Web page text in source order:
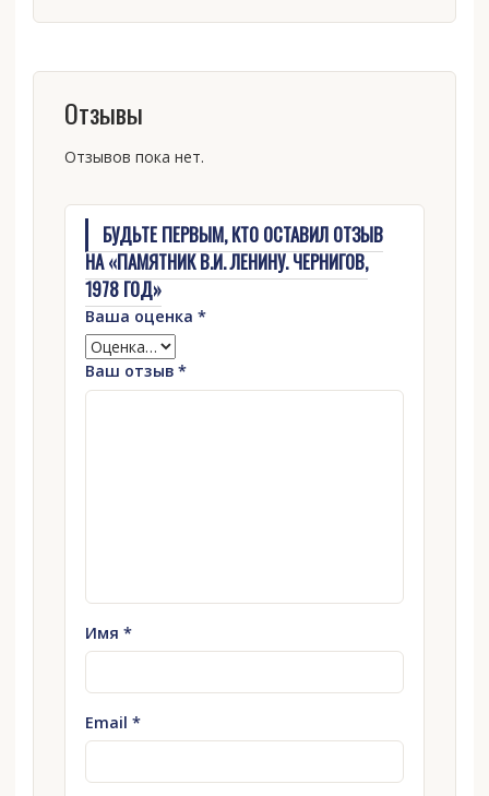
Отзывы
Отзывов пока нет.
БУДЬТЕ ПЕРВЫМ, КТО ОСТАВИЛ ОТЗЫВ
НА «ПАМЯТНИК В.И. ЛЕНИНУ. ЧЕРНИГОВ,
1978 ГОД»
Ваша оценка *
Ваш отзыв *
Имя *
Email *